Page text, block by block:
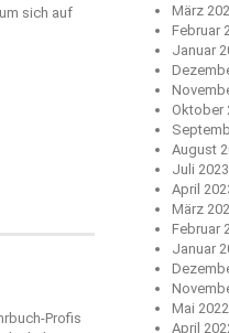
sich auf
Profis
März
Februar
Januar
Oktober
August
Juli 2023
April
März
Februar
Januar
Mai 2022
April